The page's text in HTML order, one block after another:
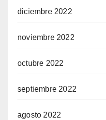
diciembre 2022
noviembre 2022
octubre 2022
septiembre 2022
agosto 2022